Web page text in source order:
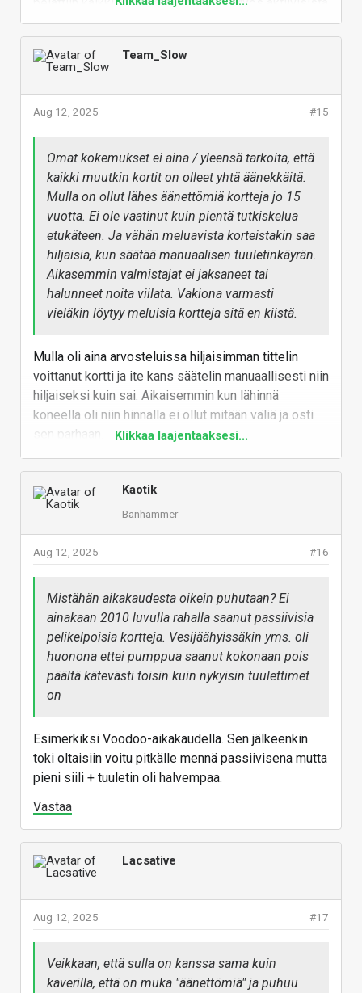
löytyy perus RTX 30 -sarjalaisia hiljaisempia ajalta
ennen RTX 30 -sarjaa, vaikka toki valtaosa
äänekkäämpiä olikin.
Vastaa
Team_Slow
#15
Aug 12, 2025
Omat kokemukset ei aina / yleensä tarkoita, että
kaikki muutkin kortit on olleet yhtä äänekkäitä.
Mulla on ollut lähes äänettömiä kortteja jo 15
vuotta. Ei ole vaatinut kuin pientä tutkiskelua
etukäteen. Ja vähän meluavista korteistakin saa
hiljaisia, kun säätää manuaalisen tuuletinkäyrän.
Aikasemmin valmistajat ei jaksaneet tai
halunneet noita viilata. Vakiona varmasti
vieläkin löytyy meluisia kortteja sitä en kiistä.
Mulla oli aina arvosteluissa hiljaisimman tittelin
voittanut kortti ja ite kans säätelin manuaallisesti niin
hiljaiseksi kuin sai. Aikaisemmin kun lähinnä
koneella oli niin hinnalla ei ollut mitään väliä ja osti
sen parhaan.
Se oli jo hyvä kehitys askel kun tuulettimet sai
olemaan pyörimättä alle 60 asteessa. Veikkaan, että
sulla on kanssa sama kuin kaverilla, että on muka
"äänettömiä" ja puhuu konsoleistakin äänettöminä
Puhuit "näytönohjainten historiassa" ja kun
mennään vähän enemmän taaksepäin kuin sinä
ilmeisesti teit, huippumallitkin olivat järjestään
passiivisia ja niillä pelattiin kaikki aikansa
huippupelit. Myös aktiivisista löytyy perus RTX
30 -sarjalaisia hiljaisempia ajalta ennen RTX 30 -
Mistähän aikakaudesta oikein puhutaan? Ei ainakaan
2010 luvulla rahalla saanut passiivisia pelikelpoisia
pumppua saanut kokonaan pois päältä kätevästi
toisin kuin nykyisin tuulettimet on
Vastaa
Klikkaa laajentaaksesi...
Kaotik
Banhammer
#16
Aug 12, 2025
Mistähän aikakaudesta oikein puhutaan? Ei
ainakaan 2010 luvulla rahalla saanut passiivisia
pelikelpoisia kortteja. Vesijäähyissäkin yms. oli
huonona ettei pumppua saanut kokonaan pois
päältä kätevästi toisin kuin nykyisin tuulettimet
on
Esimerkiksi Voodoo-aikakaudella. Sen jälkeenkin
toki oltaisiin voitu pitkälle mennä passiivisena mutta
pieni siili + tuuletin oli halvempaa.
Vastaa
Lacsative
#17
Aug 12, 2025
Veikkaan, että sulla on kanssa sama kuin
kaverilla, että on muka "äänettömiä" ja puhuu